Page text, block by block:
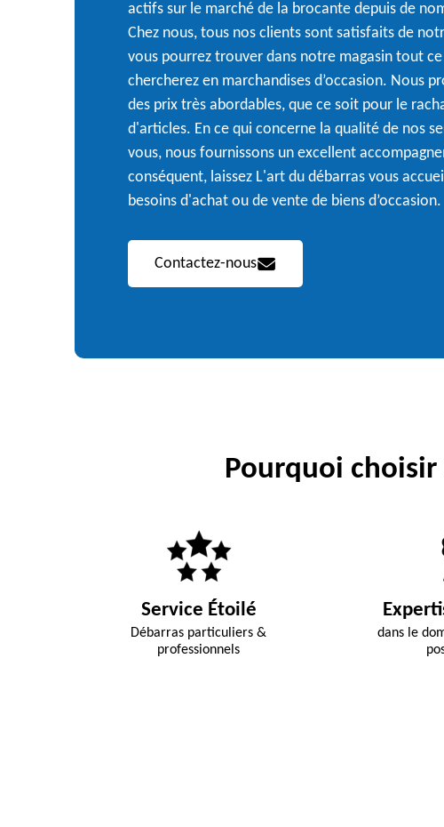
actifs sur le marché de la brocante depuis de
Chez nous, tous nos clients sont satisfaits de
vous pourrez trouver dans notre magasin tout
chercherez en marchandises d’occasion. Nous
des prix très abordables, que ce soit pour le
d'articles. En ce qui concerne la qualité de nos
vous, nous fournissons un excellent
conséquent, laissez L'art du débarras vous
besoins d'achat ou de vente de biens d’occasion.
Contactez-nous
Pourquoi choisir
Service Étoilé
Débarras particuliers &
professionnels
dans le